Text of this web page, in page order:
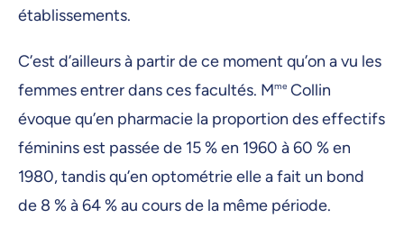
établissements.
C’est d’ailleurs à partir de ce moment qu’on a vu les
femmes entrer dans ces facultés. Mme Collin
évoque qu’en pharmacie la proportion des effectifs
féminins est passée de 15 % en 1960 à 60 % en
1980, tandis qu’en optométrie elle a fait un bond
de 8 % à 64 % au cours de la même période.